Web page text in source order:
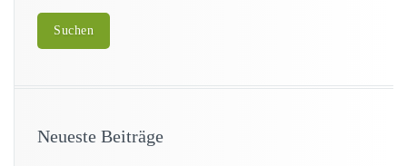
Neueste Beiträge